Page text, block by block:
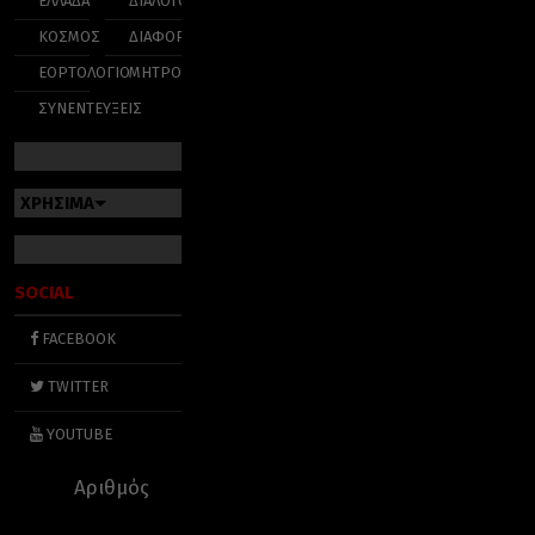
ΚΟΣΜΟΣ
ΕΟΡΤΟΛΟΓΙΟ
ΣΥΝΕΝΤΕΥΞΕΙΣ
ΔΙΑΦΟΡΑ
ΜΗΤΡΟΠΟΛΕΙΣ
ΧΡΗΣΙΜΑ
SOCIAL
FACEBOOK
TWITTER
YOUTUBE
Αριθμός